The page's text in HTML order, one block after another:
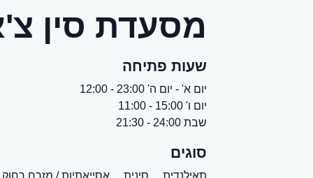
מסעדת סין
שעות פתיחה
יום א' - יום ה' 23:00 - 12:00
יום ו' 15:00 - 11:00
שבת 24:00 - 21:30
סוגים